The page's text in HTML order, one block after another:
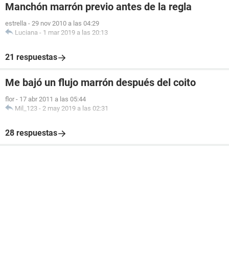
Manchón marrón previo antes de la regla
estrella - 29 nov 2010 a las 04:29
Luciana - 1 mar 2019 a las 20:13
21 respuestas
Me bajó un flujo marrón después del coito
flor - 17 abr 2011 a las 05:44
Mil_123 - 2 may 2019 a las 02:31
28 respuestas